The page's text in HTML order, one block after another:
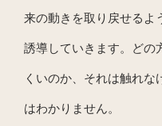
来の動きを取り戻せるよ
誘導していきます。どの
くいのか、それは触れな
はわかりません。